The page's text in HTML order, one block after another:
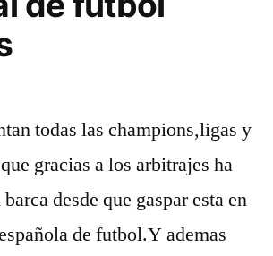
todas las champions,ligas y
gracias a los arbitrajes ha
desde que gaspar esta en
de futbol.Y ademas